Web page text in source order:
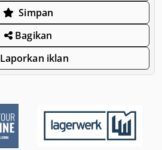
Simpan
Bagikan
Laporkan iklan